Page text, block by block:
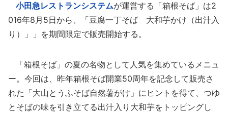
小田急レストランシステムが運営する「箱根そば」は2
016年8月5日から、「豆腐一丁そば 大和芋かけ（出汁入
り）」」を期間限定で販売開始する。
「箱根そば」の夏の名物として人気を集めているメニュ
ー。今回は、昨年箱根そば開業50周年を記念して販売さ
れた「大山とうふそば自然薯がけ」にヒントを得て、つゆ
とそばの味を引き立てる出汁入り大和芋をトッピングし